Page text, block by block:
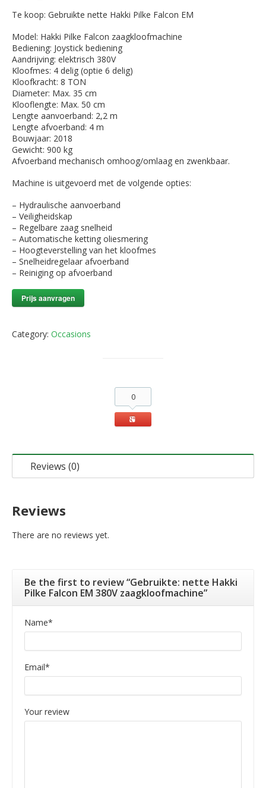
Te koop: Gebruikte nette Hakki Pilke Falcon EM
Model: Hakki Pilke Falcon zaagkloofmachine
Bediening: Joystick bediening
Aandrijving: elektrisch 380V
Kloofmes: 4 delig (optie 6 delig)
Kloofkracht: 8 TON
Diameter: Max. 35 cm
Klooflengte: Max. 50 cm
Lengte aanvoerband: 2,2 m
Lengte afvoerband: 4 m
Bouwjaar: 2018
Gewicht: 900 kg
Afvoerband mechanisch omhoog/omlaag en zwenkbaar.
Machine is uitgevoerd met de volgende opties:
– Hydraulische aanvoerband
– Veiligheidskap
– Regelbare zaag snelheid
– Automatische ketting oliesmering
– Hoogteverstelling van het kloofmes
– Snelheidregelaar afvoerband
– Reiniging op afvoerband
Prijs aanvragen
Category: Occasions
0
Reviews (0)
Reviews
There are no reviews yet.
Be the first to review “Gebruikte: nette Hakki
Pilke Falcon EM 380V zaagkloofmachine”
Name*
Email*
Your review